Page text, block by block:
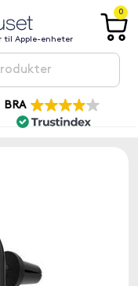
til Apple-enheter
0
BRA